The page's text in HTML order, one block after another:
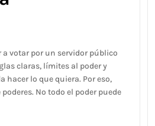
votar por un servidor público
claras, límites al poder y
hacer lo que quiera. Por eso,
No todo el poder puede